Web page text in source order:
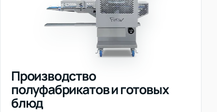
Производство
полуфабрикатов и готовых
блюд